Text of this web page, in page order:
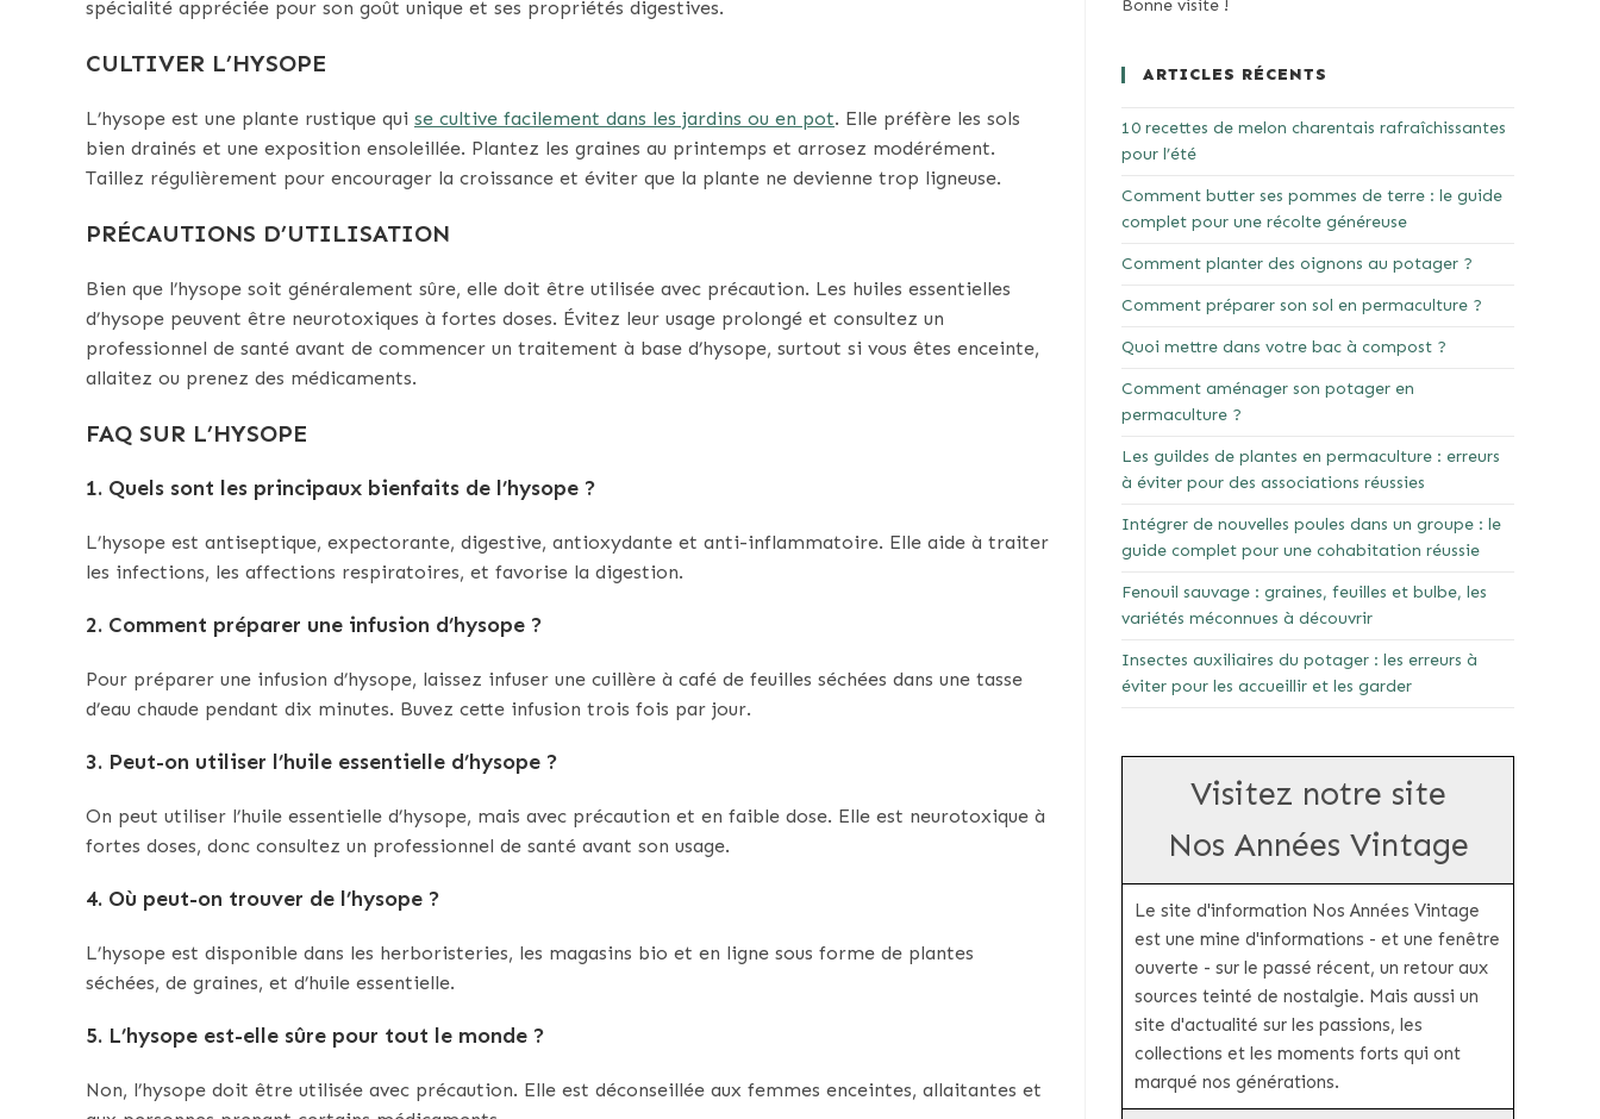
spécialité appréciée pour son goût unique et ses propriétés digestives.
CULTIVER L’HYSOPE
L’hysope est une plante rustique qui se cultive facilement dans les jardins ou en pot. Elle préfère les sols
bien drainés et une exposition ensoleillée. Plantez les graines au printemps et arrosez modérément.
Taillez régulièrement pour encourager la croissance et éviter que la plante ne devienne trop ligneuse.
PRÉCAUTIONS D’UTILISATION
Bien que l’hysope soit généralement sûre, elle doit être utilisée avec précaution. Les huiles essentielles
d’hysope peuvent être neurotoxiques à fortes doses. Évitez leur usage prolongé et consultez un
professionnel de santé avant de commencer un traitement à base d’hysope, surtout si vous êtes enceinte,
allaitez ou prenez des médicaments.
FAQ SUR L’HYSOPE
1. Quels sont les principaux bienfaits de l’hysope ?
L’hysope est antiseptique, expectorante, digestive, antioxydante et anti-inflammatoire. Elle aide à traiter
les infections, les affections respiratoires, et favorise la digestion.
2. Comment préparer une infusion d’hysope ?
Pour préparer une infusion d’hysope, laissez infuser une cuillère à café de feuilles séchées dans une tasse
d’eau chaude pendant dix minutes. Buvez cette infusion trois fois par jour.
3. Peut-on utiliser l’huile essentielle d’hysope ?
On peut utiliser l’huile essentielle d’hysope, mais avec précaution et en faible dose. Elle est neurotoxique à
fortes doses, donc consultez un professionnel de santé avant son usage.
4. Où peut-on trouver de l’hysope ?
L’hysope est disponible dans les herboristeries, les magasins bio et en ligne sous forme de plantes
séchées, de graines, et d’huile essentielle.
5. L’hysope est-elle sûre pour tout le monde ?
Non, l’hysope doit être utilisée avec précaution. Elle est déconseillée aux femmes enceintes, allaitantes et
Bonne visite !
ARTICLES RÉCENTS
10 recettes de melon charentais rafraîchissantes
pour l’été
Comment butter ses pommes de terre : le guide
complet pour une récolte généreuse
Comment planter des oignons au potager ?
Comment préparer son sol en permaculture ?
Quoi mettre dans votre bac à compost ?
Comment aménager son potager en
permaculture ?
Les guildes de plantes en permaculture : erreurs
à éviter pour des associations réussies
Intégrer de nouvelles poules dans un groupe : le
guide complet pour une cohabitation réussie
Fenouil sauvage : graines, feuilles et bulbe, les
variétés méconnues à découvrir
Insectes auxiliaires du potager : les erreurs à
éviter pour les accueillir et les garder
Visitez notre site
Nos Années Vintage
Le site d'information Nos Années Vintage
est une mine d'informations - et une fenêtre
ouverte - sur le passé récent, un retour aux
sources teinté de nostalgie. Mais aussi un
site d'actualité sur les passions, les
collections et les moments forts qui ont
marqué nos générations.